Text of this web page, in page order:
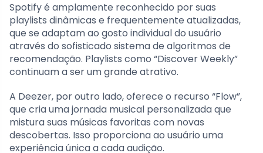
Spotify é amplamente reconhecido por suas
playlists dinâmicas e frequentemente atualizadas,
que se adaptam ao gosto individual do usuário
através do sofisticado sistema de algoritmos de
recomendação. Playlists como “Discover Weekly”
continuam a ser um grande atrativo.
A Deezer, por outro lado, oferece o recurso “Flow”,
que cria uma jornada musical personalizada que
mistura suas músicas favoritas com novas
descobertas. Isso proporciona ao usuário uma
experiência única a cada audição.